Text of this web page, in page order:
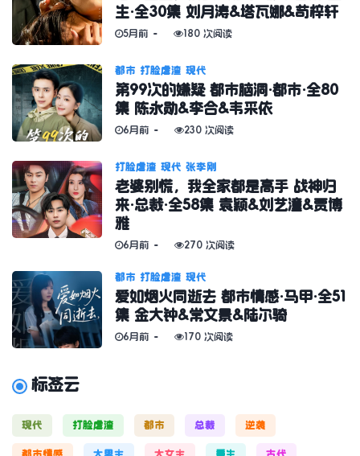
生·全30集 刘月涛&塔瓦娜&苟梓轩
5月前 180 次阅读
都市 打脸虐渣 现代
第99次的嫌疑 都市脑洞·都市·全80
集 陈永勋&李合&韦采依
6月前 230 次阅读
打脸虐渣 现代 张李刚
老婆别慌，我全家都是高手 战神归
来·总裁·全58集 袁颖&刘艺潼&贾博
雅
6月前 270 次阅读
都市 打脸虐渣 现代
爱如烟火同逝去 都市情感·马甲·全51
集 金大钟&常文景&陆尔骑
6月前 170 次阅读
标签云
现代 打脸虐渣 都市 总裁 逆袭